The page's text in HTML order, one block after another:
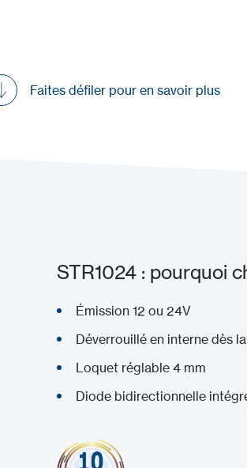
Faites défiler pour en savoir plus
STR1024 : pourquoi
Émission 12 ou 24V
Déverrouillé en interne dès
Loquet réglable 4 mm
Diode bidirectionnelle